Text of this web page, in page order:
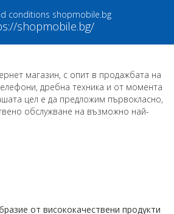
conditions shopmobile.bg
shopmobile.bg/
магазин, с опит в продажбата на
дребна техника и от момента
цел е да предложим първокласно,
обслужване на възможно най-
от висококачествени продукти